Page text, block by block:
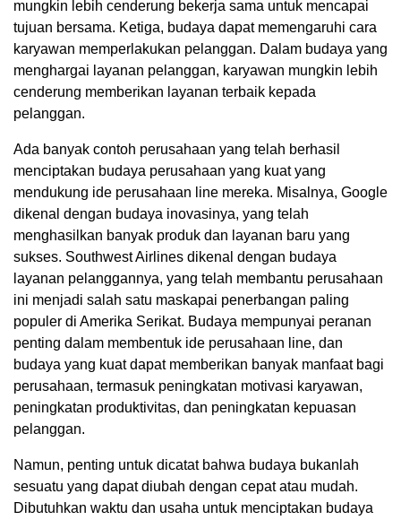
mungkin lebih cenderung bekerja sama untuk mencapai
tujuan bersama. Ketiga, budaya dapat memengaruhi cara
karyawan memperlakukan pelanggan. Dalam budaya yang
menghargai layanan pelanggan, karyawan mungkin lebih
cenderung memberikan layanan terbaik kepada
pelanggan.
Ada banyak contoh perusahaan yang telah berhasil
menciptakan budaya perusahaan yang kuat yang
mendukung ide perusahaan line mereka. Misalnya, Google
dikenal dengan budaya inovasinya, yang telah
menghasilkan banyak produk dan layanan baru yang
sukses. Southwest Airlines dikenal dengan budaya
layanan pelanggannya, yang telah membantu perusahaan
ini menjadi salah satu maskapai penerbangan paling
populer di Amerika Serikat. Budaya mempunyai peranan
penting dalam membentuk ide perusahaan line, dan
budaya yang kuat dapat memberikan banyak manfaat bagi
perusahaan, termasuk peningkatan motivasi karyawan,
peningkatan produktivitas, dan peningkatan kepuasan
pelanggan.
Namun, penting untuk dicatat bahwa budaya bukanlah
sesuatu yang dapat diubah dengan cepat atau mudah.
Dibutuhkan waktu dan usaha untuk menciptakan budaya